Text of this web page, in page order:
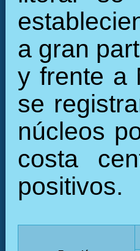
a gran
y frente a
se
núcleos
costa
positivos.